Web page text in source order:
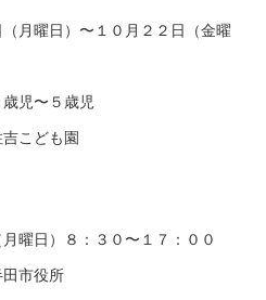
日）〜１０月２２日（金曜
５歳児
も園
）８：３０〜１７：００
所